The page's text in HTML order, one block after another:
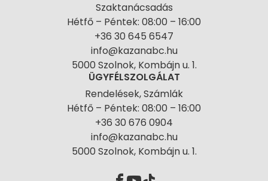
Szaktanácsadás
Hétfő – Péntek: 08:00 – 16:00
+36 30 645 6547
info@kazanabc.hu
5000 Szolnok, Kombájn u. 1.
ÜGYFÉLSZOLGÁLAT
Rendelések, Számlák
Hétfő – Péntek: 08:00 – 16:00
+36 30 676 0904
info@kazanabc.hu
5000 Szolnok, Kombájn u. 1.